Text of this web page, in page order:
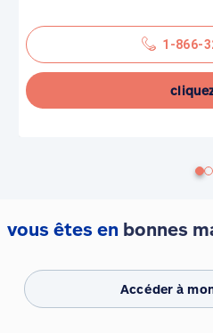
1-866-
vous êtes en bonnes
Accéder à